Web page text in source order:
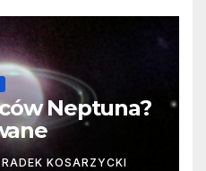
Neptuna?
RADEK KOSARZYCKI